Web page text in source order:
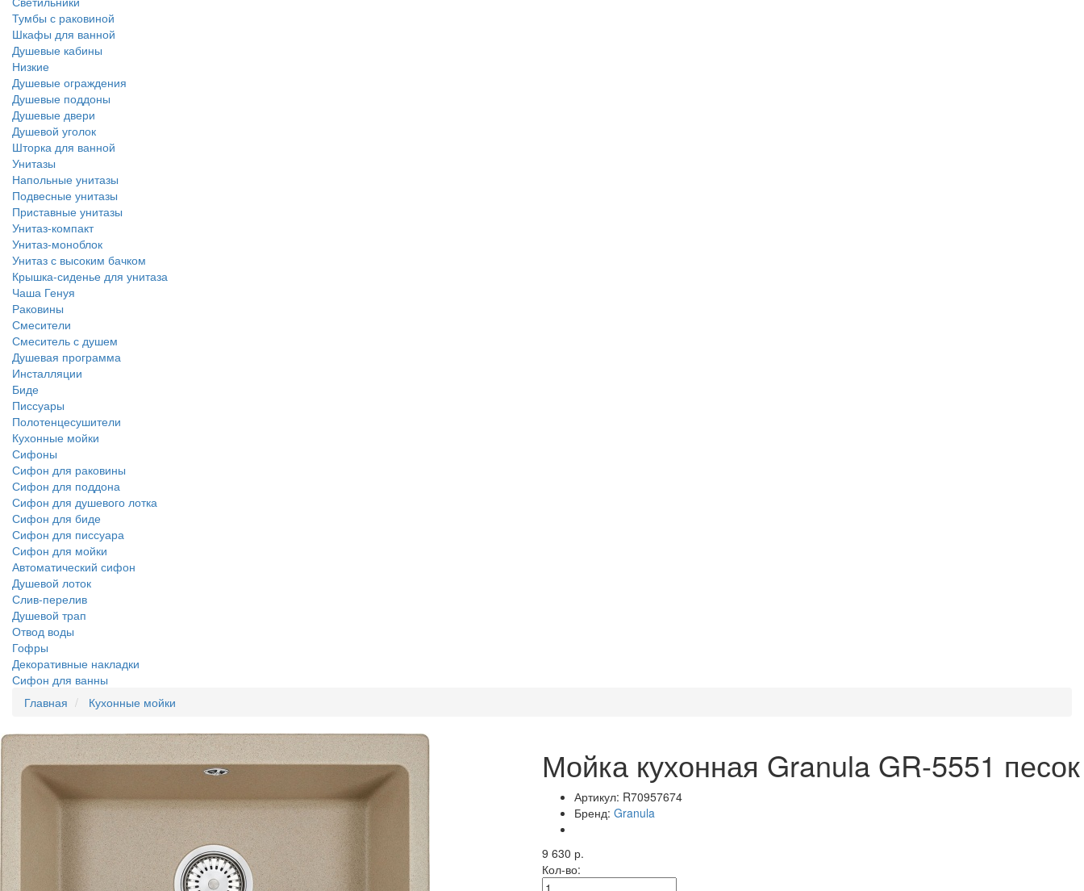
Тумбы с раковиной
Шкафы для ванной
Душевые кабины
Низкие
Душевые ограждения
Душевые поддоны
Душевые двери
Душевой уголок
Шторка для ванной
Унитазы
Напольные унитазы
Подвесные унитазы
Приставные унитазы
Унитаз-компакт
Унитаз-моноблок
Унитаз с высоким бачком
Крышка-сиденье для унитаза
Чаша Генуя
Раковины
Смесители
Смеситель с душем
Душевая программа
Инсталляции
Биде
Писсуары
Полотенцесушители
Кухонные мойки
Сифоны
Сифон для раковины
Сифон для поддона
Сифон для душевого лотка
Сифон для биде
Сифон для писсуара
Сифон для мойки
Автоматический сифон
Душевой лоток
Слив-перелив
Душевой трап
Отвод воды
Гофры
Декоративные накладки
Сифон для ванны
Главная
Кухонные мойки
Мойка кухонная Granula GR-5551 песок
Артикул: R70957674
Бренд: Granula
9 630 р.
Кол-во: